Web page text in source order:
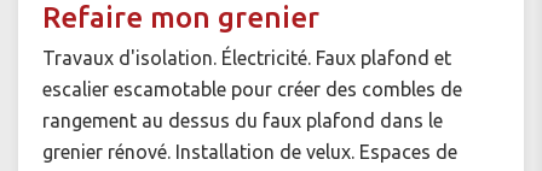
Refaire mon grenier
Travaux d'isolation. Électricité. Faux plafond et
escalier escamotable pour créer des combles de
rangement au dessus du faux plafond dans le
grenier rénové. Installation de velux. Espaces de